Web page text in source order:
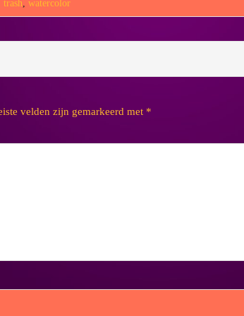
trash ,watercolor
velden zijn gemarkeerd met *